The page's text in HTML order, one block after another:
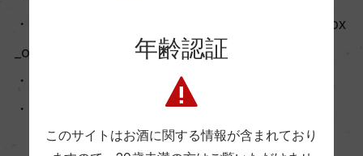
・モトックス公式Instagramアカウント「@mottox
_official」をフォローしていること
・「いいね」を押していること
・「100」のコメントをしていること
年齢認証
このサイトはお酒に関する情報が含まれており